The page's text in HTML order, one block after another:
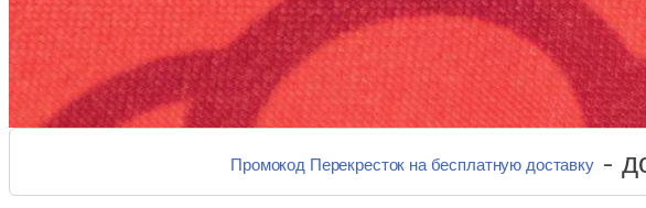
Промокод Перекресток на бесплатную доставку-